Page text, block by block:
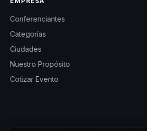
Conferenciantes
Categorías
Ciudades
Nuestro Propósito
Cotizar Evento